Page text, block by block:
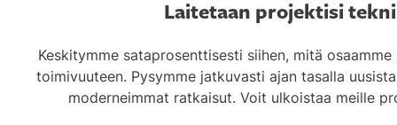
Laitetaan projektisi
Keskitymme sataprosenttisesti siihen, mitä
toimivuuteen. Pysymme jatkuvasti ajan tasalla
moderneimmat ratkaisut. Voit ulkoistaa meille